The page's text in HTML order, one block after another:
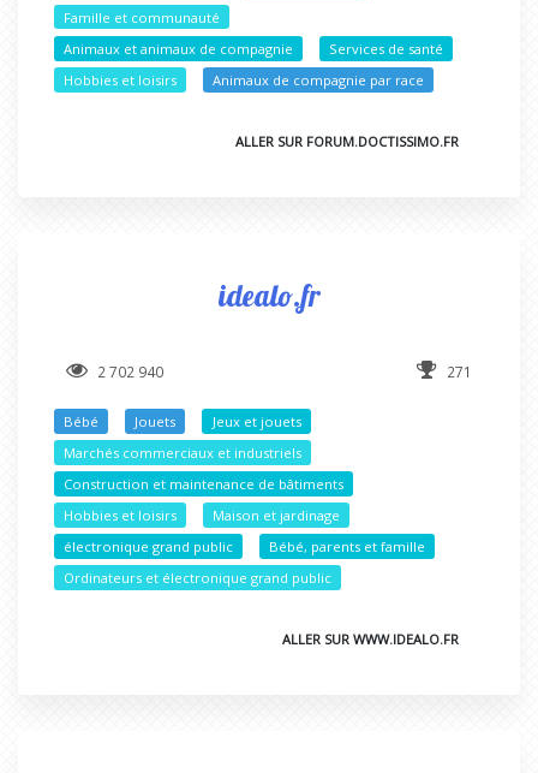
Famille et communauté
Animaux et animaux de compagnie
Services de santé
Hobbies et loisirs
Animaux de compagnie par race
ALLER SUR FORUM.DOCTISSIMO.FR
idealo.fr
2 702 940 271
Bébé Jouets
Jeux et jouets
Marchés commerciaux et industriels
Construction et maintenance de bâtiments
Hobbies et loisirs
Maison et jardinage
électronique grand public
Bébé, parents et famille
Ordinateurs et électronique grand public
ALLER SUR WWW.IDEALO.FR